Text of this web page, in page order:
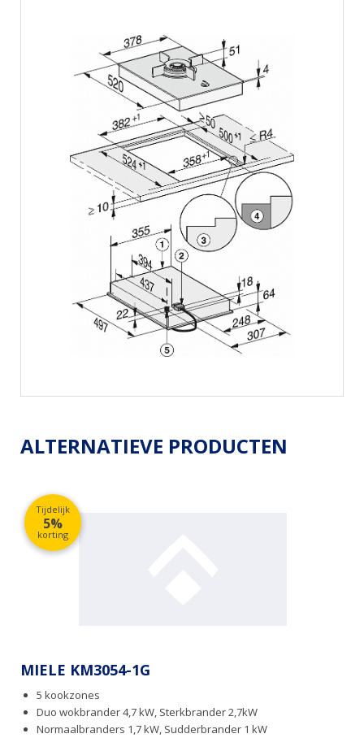
ALTERNATIEVE PRODUCTEN
Tijdelijk
5%
korting
MIELE KM3054-1G
5 kookzones
Duo wokbrander 4,7 kW, Sterkbrander 2,7kW
Normaalbranders 1,7 kW, Sudderbrander 1 kW